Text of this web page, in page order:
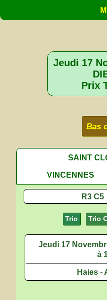
Jeudi 17
Prix
Bas
SAINT
VINCENNES
R3
Trio Trio
Jeudi 17
à
Haies -